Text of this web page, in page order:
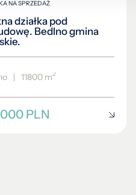
NA SPRZEDAŻ
działka pod
Bedlno gmina
| 11800 m2
000 PLN